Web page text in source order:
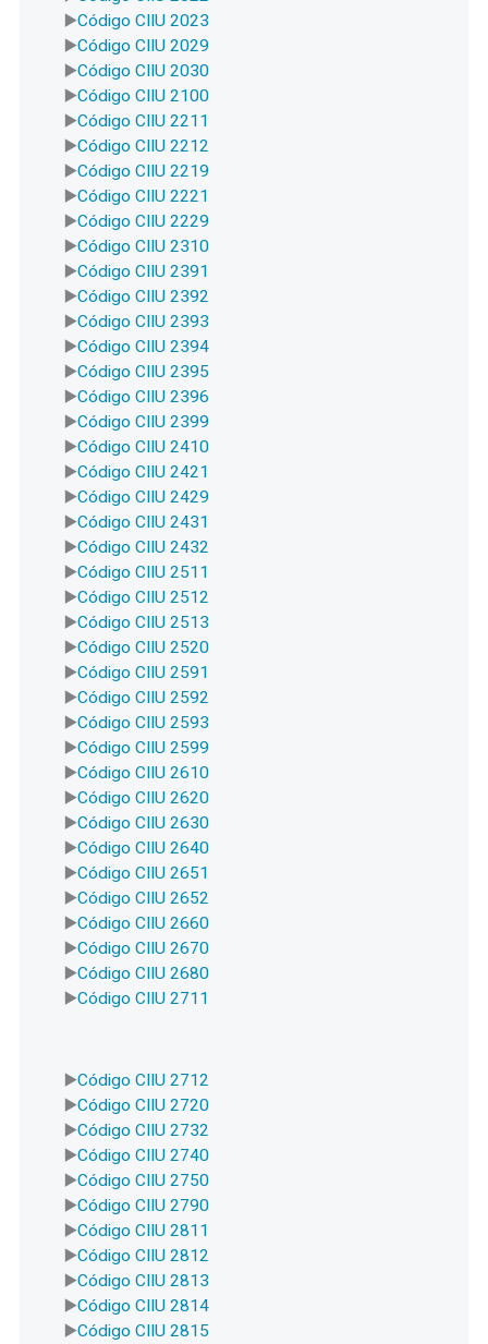
Código CIIU 2023
Código CIIU 2029
Código CIIU 2030
Código CIIU 2100
Código CIIU 2211
Código CIIU 2212
Código CIIU 2219
Código CIIU 2221
Código CIIU 2229
Código CIIU 2310
Código CIIU 2391
Código CIIU 2392
Código CIIU 2393
Código CIIU 2394
Código CIIU 2395
Código CIIU 2396
Código CIIU 2399
Código CIIU 2410
Código CIIU 2421
Código CIIU 2429
Código CIIU 2431
Código CIIU 2432
Código CIIU 2511
Código CIIU 2512
Código CIIU 2513
Código CIIU 2520
Código CIIU 2591
Código CIIU 2592
Código CIIU 2593
Código CIIU 2599
Código CIIU 2610
Código CIIU 2620
Código CIIU 2630
Código CIIU 2640
Código CIIU 2651
Código CIIU 2652
Código CIIU 2660
Código CIIU 2670
Código CIIU 2680
Código CIIU 2711
Código CIIU 2712
Código CIIU 2720
Código CIIU 2732
Código CIIU 2740
Código CIIU 2750
Código CIIU 2790
Código CIIU 2811
Código CIIU 2812
Código CIIU 2813
Código CIIU 2814
Código CIIU 2815